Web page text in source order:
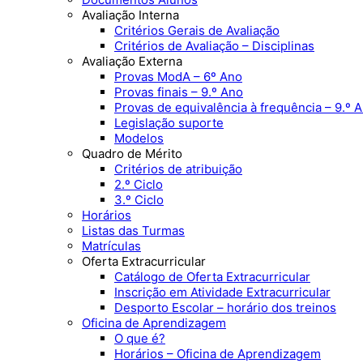
Avaliação Interna
Critérios Gerais de Avaliação
Critérios de Avaliação – Disciplinas
Avaliação Externa
Provas ModA – 6º Ano
Provas finais – 9.º Ano
Provas de equivalência à frequência – 9.º
Legislação suporte
Modelos
Quadro de Mérito
Critérios de atribuição
2.º Ciclo
3.º Ciclo
Horários
Listas das Turmas
Matrículas
Oferta Extracurricular
Catálogo de Oferta Extracurricular
Inscrição em Atividade Extracurricular
Desporto Escolar – horário dos treinos
Oficina de Aprendizagem
O que é?
Horários – Oficina de Aprendizagem